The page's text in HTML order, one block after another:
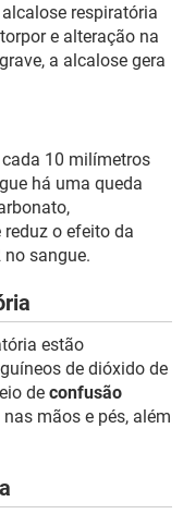
respiratória
e alteração na
a alcalose gera
cada 10 milímetros
há uma queda
o efeito da
sangue.
estão
de dióxido de
de confusão
mãos e pés, além